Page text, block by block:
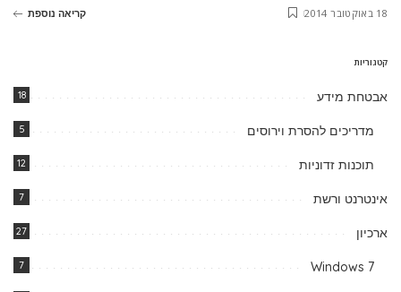
18 באוקטובר 2014 קריאה נוספת
קטגוריות
אבטחת מידע 18
מדריכים להסרת וירוסים 5
תוכנות זדוניות 12
אינטרנט ורשת 7
ארכיון 27
Windows 7
7